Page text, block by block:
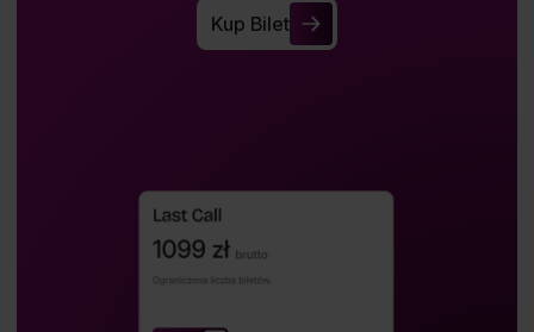
Kup Bilet
Kup Bilet